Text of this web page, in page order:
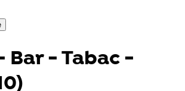
Bar - Tabac -